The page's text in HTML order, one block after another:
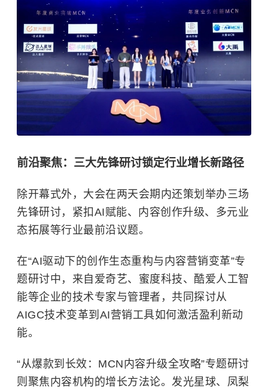
前沿聚焦：三大先锋研讨锁定行业增长新路径
除开幕式外，大会在两天会期内还策划举办三场
先锋研讨，紧扣AI赋能、内容创作升级、多元业
态拓展等行业最前沿议题。
在“AI驱动下的创作生态重构与内容营销变革”专
题研讨中，来自爱奇艺、蜜度科技、酷爱人工智
能等企业的技术专家与管理者，共同探讨从
AIGC技术变革到AI营销工具如何激活盈利新动
能。
“从爆款到长效：MCN内容升级全攻略”专题研讨
则聚焦内容机构的增长方法论。发光星球、凤梨